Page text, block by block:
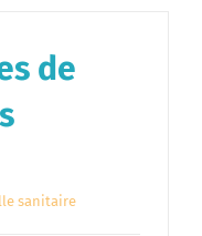
de
sanitaire